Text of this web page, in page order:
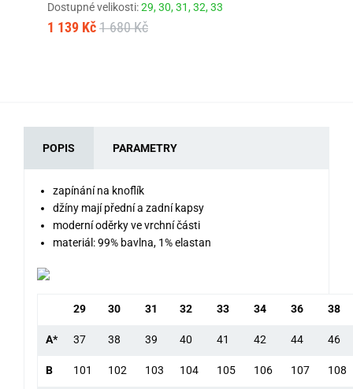
Dostupné velikosti:29,30,31,32,33
1 139 Kč 1 680 Kč
POPIS PARAMETRY
zapínání na knoflík
džíny mají přední a zadní kapsy
moderní oděrky ve vrchní části
materiál: 99% bavlna, 1% elastan
29 30 31 32 33 34 36 38
A* 37 38 39 40 41 42 44 46
B 101 102 103 104 105 106 107 108